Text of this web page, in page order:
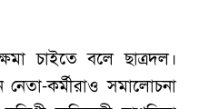
চাইতে বলে ছাত্রদল।
নেতা-কর্মীরাও সমালোচনা